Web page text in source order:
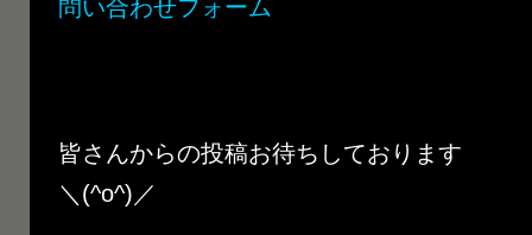
問い合わせフォーム
皆さんからの投稿お待ちしております
＼(^o^)／